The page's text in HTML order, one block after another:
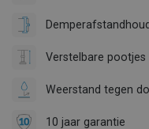
Verstelbare pootjes
Weerstand tegen
10 jaar garantie